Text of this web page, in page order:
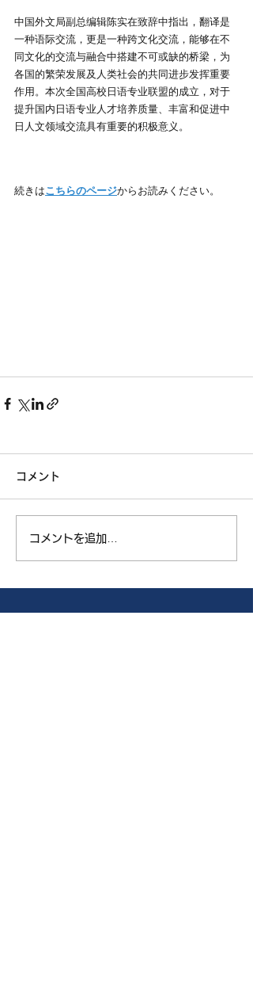
中国外文局副总编辑陈实在致辞中指出，翻译是
一种语际交流，更是一种跨文化交流，能够在不
同文化的交流与融合中搭建不可或缺的桥梁，为
各国的繁荣发展及人类社会的共同进步发挥重要
作用。本次全国高校日语专业联盟的成立，对于
提升国内日语专业人才培养质量、丰富和促进中
日人文领域交流具有重要的积极意义。
続きはこちらのページからお読みください。
コメント
コメントを追加…